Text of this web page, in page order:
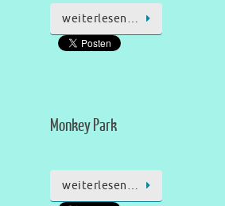
weiterlesen…
Monkey Park
weiterlesen…